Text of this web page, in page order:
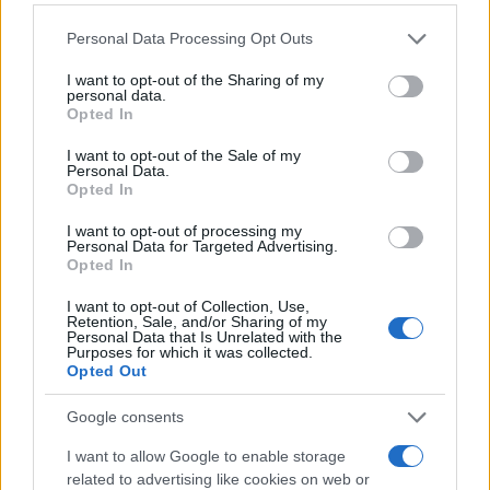
Please note that this website/app uses one or more Google
not limited to your visit or usage behaviour. You may click to
grant or deny consent to Google and its third-party tags to
use your data for below specified purposes in below Google
consent section.
Personal Data Processing Opt Outs
I want to opt-out of the Sharing of my
personal data.
Opted In
I want to opt-out of the Sale of my
Personal Data.
Opted In
I want to opt-out of processing my
Personal Data for Targeted Advertising.
Opted In
I want to opt-out of Collection, Use,
Retention, Sale, and/or Sharing of my
Personal Data that Is Unrelated with the
Purposes for which it was collected.
Opted Out
Google consents
I want to allow Google to enable storage
related to advertising like cookies on web or